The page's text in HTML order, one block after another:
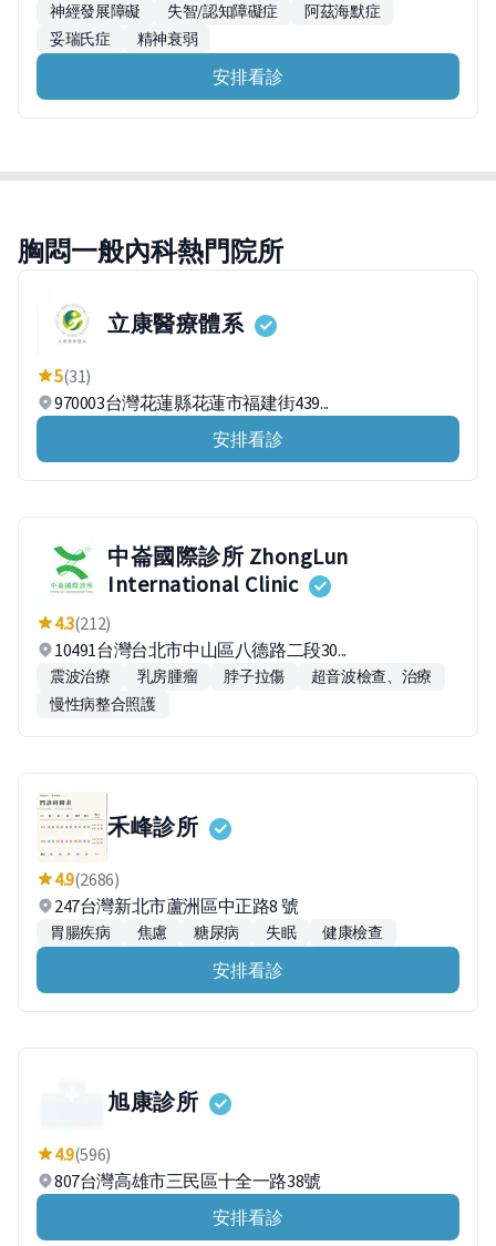
神經發展障礙 失智/認知障礙症
阿茲海默症
妥瑞氏症
精神衰弱
安排看診
胸悶一般內科熱門院所
立康醫療體系
5(31)
970003台灣花蓮縣花蓮市福建街439...
安排看診
中崙國際診所 ZhongLun
International Clinic
4.3(212)
10491台灣台北市中山區八德路二段30...
震波治療 乳房腫瘤 脖子拉傷
超音波檢查、治療
慢性病整合照護
禾峰診所
4.9(2686)
247台灣新北市蘆洲區中正路8 號
胃腸疾病 焦慮 糖尿病 失眠 健康檢查
安排看診
旭康診所
4.9(596)
807台灣高雄市三民區十全一路38號
安排看診